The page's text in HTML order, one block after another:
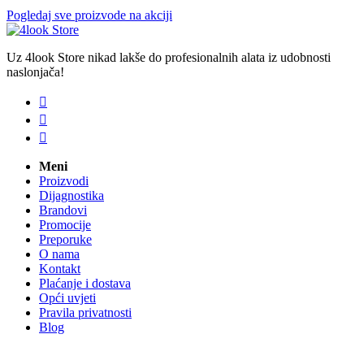
Pogledaj sve proizvode na akciji
Uz 4look Store nikad lakše do profesionalnih alata iz udobnosti
naslonjača!



Meni
Proizvodi
Dijagnostika
Brandovi
Promocije
Preporuke
O nama
Kontakt
Plaćanje i dostava
Opći uvjeti
Pravila privatnosti
Blog